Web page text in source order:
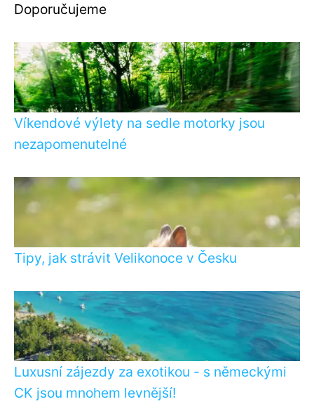
Doporučujeme
Víkendové výlety na sedle motorky jsou
nezapomenutelné
Tipy, jak strávit Velikonoce v Česku
Luxusní zájezdy za exotikou - s německými
CK jsou mnohem levnější!